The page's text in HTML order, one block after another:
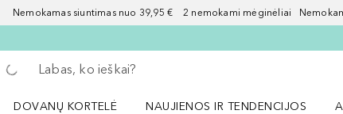
Nemokamas siuntimas nuo 39,95 € 2 nemokami mėginėliai
Grįžk atgal
Vykdykite paiešką
DOVANŲ KORTELĖ
NAUJIENOS IR TENDENCIJOS